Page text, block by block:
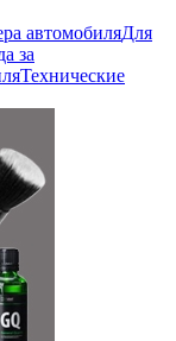
автомобиляДля
за
Технические